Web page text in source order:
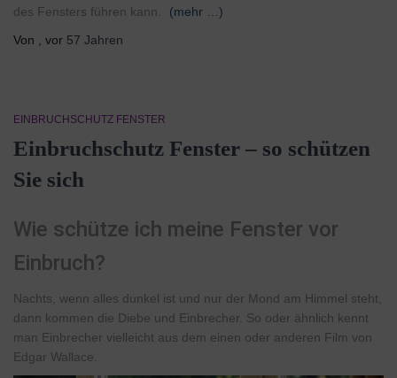
des Fensters führen kann.
(mehr …)
Von
, vor 57 Jahren
EINBRUCHSCHUTZ FENSTER
Einbruchschutz Fenster – so schützen
Sie sich
Wie schütze ich meine Fenster vor
Einbruch?
Nachts, wenn alles dunkel ist und nur der Mond am Himmel steht,
dann kommen die Diebe und Einbrecher. So oder ähnlich kennt
man Einbrecher vielleicht aus dem einen oder anderen Film von
Edgar Wallace.